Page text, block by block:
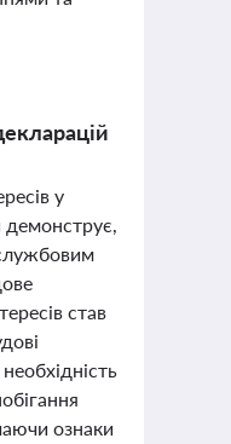
у
демонструє,
став
ознаки